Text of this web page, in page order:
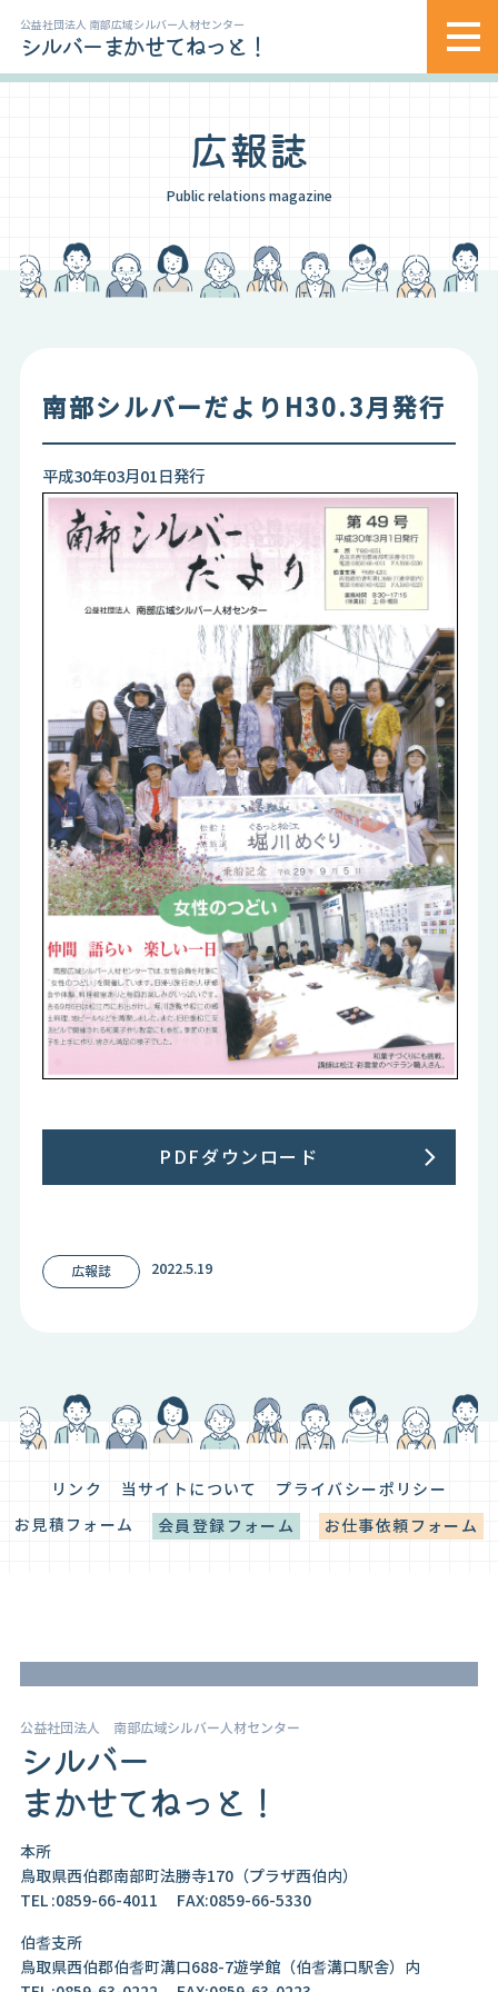
公益社団法人 南部広域シルバー人材センター
シルバーまかせてねっと！
広報誌
Public relations magazine
南部シルバーだよりH30.3月発行
平成30年03月01日発行
PDFダウンロード
広報誌 2022.5.19
リンク 当サイトについて
プライバシーポリシー
お見積フォーム
会員登録フォーム お仕事依頼フォーム
公益社団法人 南部広域シルバー人材センター
シルバー
まかせてねっと！
本所
鳥取県西伯郡南部町法勝寺170（プラザ西伯内）
TEL :0859-66-4011 FAX:0859-66-5330
伯耆支所
鳥取県西伯郡伯耆町溝口688-7遊学館（伯耆溝口駅舎）内